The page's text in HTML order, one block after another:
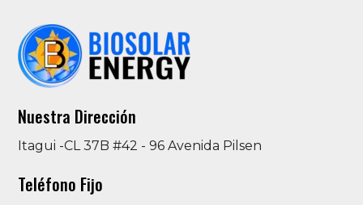
Nuestra Dirección
Itagui -CL 37B #42 - 96 Avenida Pilsen
Teléfono Fijo